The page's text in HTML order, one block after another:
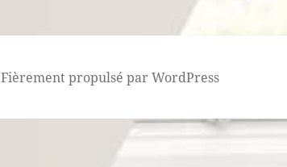
Fièrement propulsé par WordPress